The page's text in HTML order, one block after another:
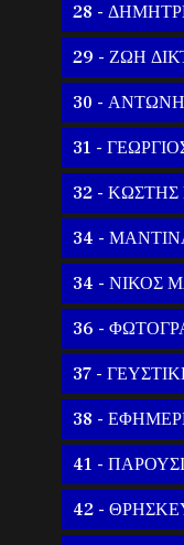
28 -
29 - ΖΩΗ
30 -
31 -
32 -
34 -
34 - ΝΙΚΟΣ
36 -
37 -
38 -
41 -
42 -